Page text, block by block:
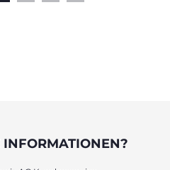
INFORMATIONEN?